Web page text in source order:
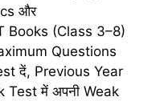
और
Books (Class 3–8)
Questions
दें, Previous Year
Test में अपनी Weak